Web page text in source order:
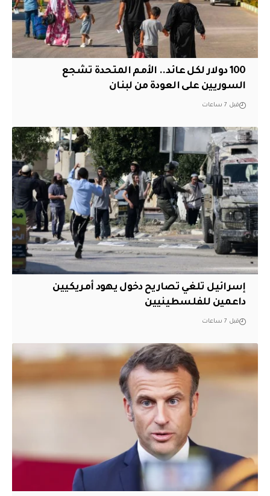
100 دولار لكل عائد.. الأمم المتحدة تشجع
السوريين على العودة من لبنان
قبل 7 ساعات
إسرائيل تلغي تصاريح دخول يهود أمريكيين
داعمين للفلسطينيين
قبل 7 ساعات